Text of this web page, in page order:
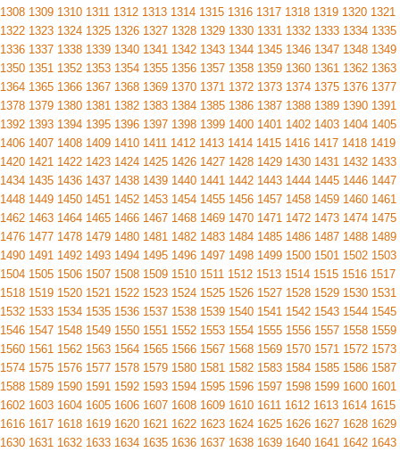
1308 1309 1310 1311 1312 1313 1314 1315 1316 1317 1318 1319 1320 1321
1322 1323 1324 1325 1326 1327 1328 1329 1330 1331 1332 1333 1334 1335
1336 1337 1338 1339 1340 1341 1342 1343 1344 1345 1346 1347 1348 1349
1350 1351 1352 1353 1354 1355 1356 1357 1358 1359 1360 1361 1362 1363
1364 1365 1366 1367 1368 1369 1370 1371 1372 1373 1374 1375 1376 1377
1378 1379 1380 1381 1382 1383 1384 1385 1386 1387 1388 1389 1390 1391
1392 1393 1394 1395 1396 1397 1398 1399 1400 1401 1402 1403 1404 1405
1406 1407 1408 1409 1410 1411 1412 1413 1414 1415 1416 1417 1418 1419
1420 1421 1422 1423 1424 1425 1426 1427 1428 1429 1430 1431 1432 1433
1434 1435 1436 1437 1438 1439 1440 1441 1442 1443 1444 1445 1446 1447
1448 1449 1450 1451 1452 1453 1454 1455 1456 1457 1458 1459 1460 1461
1462 1463 1464 1465 1466 1467 1468 1469 1470 1471 1472 1473 1474 1475
1476 1477 1478 1479 1480 1481 1482 1483 1484 1485 1486 1487 1488 1489
1490 1491 1492 1493 1494 1495 1496 1497 1498 1499 1500 1501 1502 1503
1504 1505 1506 1507 1508 1509 1510 1511 1512 1513 1514 1515 1516 1517
1518 1519 1520 1521 1522 1523 1524 1525 1526 1527 1528 1529 1530 1531
1532 1533 1534 1535 1536 1537 1538 1539 1540 1541 1542 1543 1544 1545
1546 1547 1548 1549 1550 1551 1552 1553 1554 1555 1556 1557 1558 1559
1560 1561 1562 1563 1564 1565 1566 1567 1568 1569 1570 1571 1572 1573
1574 1575 1576 1577 1578 1579 1580 1581 1582 1583 1584 1585 1586 1587
1588 1589 1590 1591 1592 1593 1594 1595 1596 1597 1598 1599 1600 1601
1602 1603 1604 1605 1606 1607 1608 1609 1610 1611 1612 1613 1614 1615
1616 1617 1618 1619 1620 1621 1622 1623 1624 1625 1626 1627 1628 1629
1630 1631 1632 1633 1634 1635 1636 1637 1638 1639 1640 1641 1642 1643